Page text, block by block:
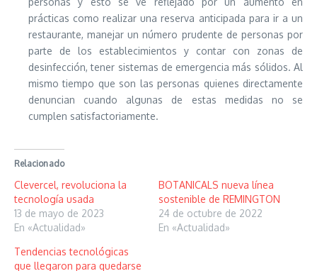
prácticas como realizar una reserva anticipada para ir a un
restaurante, manejar un número prudente de personas por
parte de los establecimientos y contar con zonas de
desinfección, tener sistemas de emergencia más sólidos. Al
mismo tiempo que son las personas quienes directamente
denuncian cuando algunas de estas medidas no se
cumplen satisfactoriamente.
Relacionado
Clevercel, revoluciona la
tecnología usada
13 de mayo de 2023
En «Actualidad»
BOTANICALS nueva línea
sostenible de REMINGTON
24 de octubre de 2022
En «Actualidad»
Tendencias tecnológicas
que llegaron para quedarse